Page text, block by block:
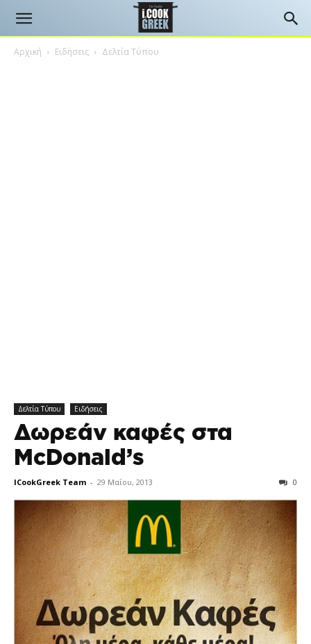
Αρχική Ειδήσεις Δελτία Τύπου
Δελτία Τύπου Ειδήσεις
Δωρεάν καφές στα
McDonald’s
ICookGreek Team - 29 Μαΐου, 2013 0